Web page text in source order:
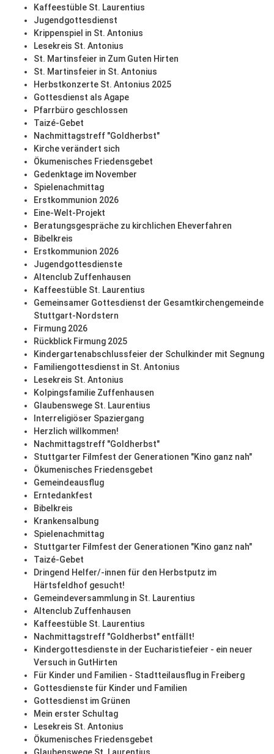
Kaffeestüble St. Laurentius
Jugendgottesdienst
Krippenspiel in St. Antonius
Lesekreis St. Antonius
St. Martinsfeier in Zum Guten Hirten
St. Martinsfeier in St. Antonius
Herbstkonzerte St. Antonius 2025
Gottesdienst als Agape
Pfarrbüro geschlossen
Taizé-Gebet
Nachmittagstreff "Goldherbst"
Kirche verändert sich
Ökumenisches Friedensgebet
Gedenktage im November
Spielenachmittag
Erstkommunion 2026
Eine-Welt-Projekt
Beratungsgespräche zu kirchlichen Eheverfahren
Bibelkreis
Erstkommunion 2026
Jugendgottesdienste
Altenclub Zuffenhausen
Kaffeestüble St. Laurentius
Gemeinsamer Gottesdienst der Gesamtkirchengemeinde
Stuttgart-Nordstern
Firmung 2026
Rückblick Firmung 2025
Kindergartenabschlussfeier der Schulkinder mit Segnung
Familiengottesdienst in St. Antonius
Lesekreis St. Antonius
Kolpingsfamilie Zuffenhausen
Glaubenswege St. Laurentius
Interreligiöser Spaziergang
Herzlich willkommen!
Nachmittagstreff "Goldherbst"
Stuttgarter Filmfest der Generationen "Kino ganz nah"
Ökumenisches Friedensgebet
Gemeindeausflug
Erntedankfest
Bibelkreis
Krankensalbung
Spielenachmittag
Stuttgarter Filmfest der Generationen "Kino ganz nah"
Taizé-Gebet
Dringend Helfer/-innen für den Herbstputz im
Härtsfeldhof gesucht!
Gemeindeversammlung in St. Laurentius
Altenclub Zuffenhausen
Kaffeestüble St. Laurentius
Nachmittagstreff "Goldherbst" entfällt!
Kindergottesdienste in der Eucharistiefeier - ein neuer
Versuch in GutHirten
Für Kinder und Familien - Stadtteilausflug in Freiberg
Gottesdienste für Kinder und Familien
Gottesdienst im Grünen
Mein erster Schultag
Lesekreis St. Antonius
Ökumenisches Friedensgebet